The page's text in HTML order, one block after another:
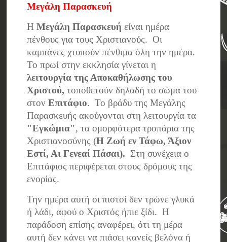
Μεγάλη Παρασκευή
ΗΜεγάλη Παρασκευή είναι ημέρα
πένθους για τους Χριστιανούς. Οι
καμπάνες χτυπούν πένθιμα όλη την ημέρα.
Το πρωί στην εκκλησία γίνεται η
λειτουργία της Αποκαθήλωσης του
Χριστού, τοποθετούν δηλαδή το σώμα του
στονΕπιτάφιο. Το βράδυ της Μεγάλης
Παρασκευής ακούγονται στη λειτουργία τα
"Εγκώμια", τα ομορφότερα τροπάρια της
Χριστιανοσύνης (Η Ζωή εν Τάφω, Άξιον
Εστί, Αι Γενεαί Πάσαι).Στη συνέχεια ο
Επιτάφιος περιφέρεται στους δρόμους της
ενορίας.
Την ημέρα αυτή οι πιστοί δεν τρώνε γλυκά
ή λάδι, αφού ο Χριστός ήπιε ξίδι. Η
παράδοση επίσης αναφέρει, ότι τη μέρα
αυτή δεν κάνει να πιάσει κανείς βελόνα ή